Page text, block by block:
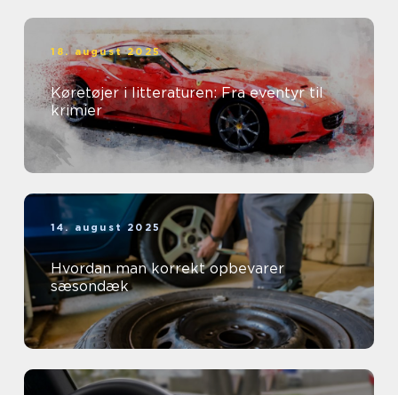
18. august 2025
Køretøjer i litteraturen: Fra eventyr til
krimier
14. august 2025
Hvordan man korrekt opbevarer
sæsondæk